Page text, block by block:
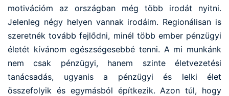
motivációm az országban még több irodát nyitni.
Jelenleg négy helyen vannak irodáim. Regionálisan is
szeretnék tovább fejlődni, minél több ember pénzügyi
életét kívánom egészségesebbé tenni. A mi munkánk
nem csak pénzügyi, hanem szinte életvezetési
tanácsadás, ugyanis a pénzügyi és lelki élet
összefolyik és egymásból építkezik. Azon túl, hogy